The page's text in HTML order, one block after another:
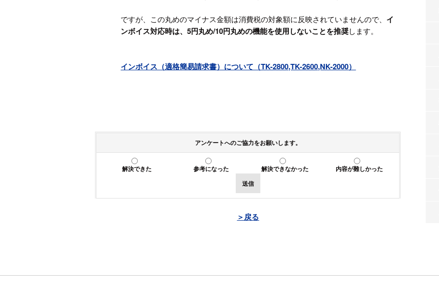
ですが、この丸めのマイナス金額は消費税の対象額に反映されていませんので、 イ
ンボイス対応時は、5円丸め/10円丸めの機能を使用しないことを推奨します。
インボイス（適格簡易請求書）について（TK-2800,TK-2600,NK-2000）
アンケートへのご協力をお願いします。
解決できた 参考になった 解決できなかった
内容が難しかった
送信
＞戻る